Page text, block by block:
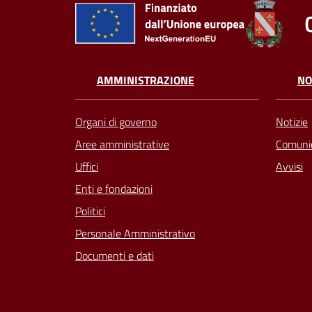
AMMINISTRAZIONE
Organi di governo
Aree amministrative
Uffici
Enti e fondazioni
Politici
Personale Amministrativo
Documenti e dati
Notizie
Avvisi